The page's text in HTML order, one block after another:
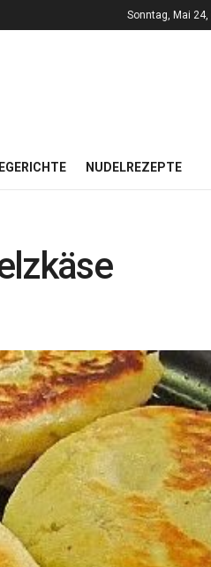
Sonntag, Mai 24,
NUDELREZEPTE